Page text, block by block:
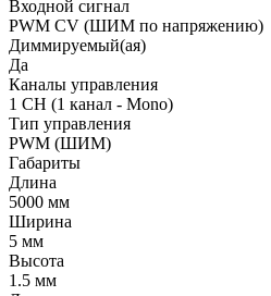
Входной сигнал
PWM СV (ШИМ по напряжению)
Диммируемый(ая)
Да
Каналы управления
1 CH (1 канал - Mono)
Тип управления
PWM (ШИМ)
Габариты
Длина
5000 мм
Ширина
5 мм
Высота
1.5 мм